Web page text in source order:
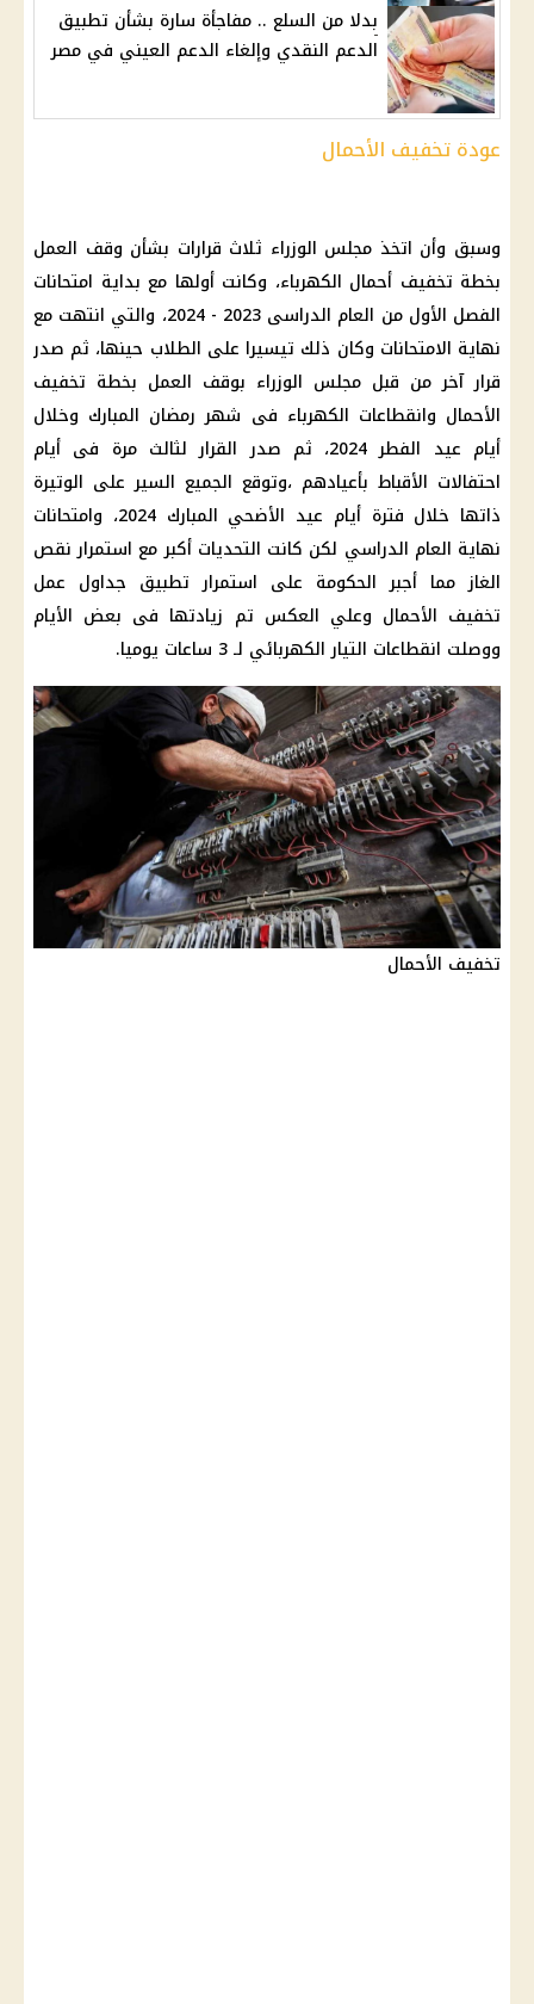
بدلا من السلع .. مفاجأة سارة بشأن تطبيق
الدعم النقدي وإلغاء الدعم العيني في مصر
عودة تخفيف الأحمال
وسبق وأن اتخذ مجلس الوزراء ثلاث قرارات بشأن وقف العمل
بخطة تخفيف أحمال الكهرباء، وكانت أولها مع بداية امتحانات
الفصل الأول من العام الدراسى 2023 - 2024، والتي انتهت مع
نهاية الامتحانات وكان ذلك تيسيرا على الطلاب حينها، ثم صدر
قرار آخر من قبل مجلس الوزراء بوقف العمل بخطة تخفيف
الأحمال وانقطاعات الكهرباء فى شهر رمضان المبارك وخلال
أيام عيد الفطر 2024، ثم صدر القرار لثالث مرة فى أيام
احتفالات الأقباط بأعيادهم ،وتوقع الجميع السير على الوتيرة
ذاتها خلال فترة أيام عيد الأضحي المبارك 2024، وامتحانات
نهاية العام الدراسي لكن كانت التحديات أكبر مع استمرار نقص
الغاز مما أجبر الحكومة على استمرار تطبيق جداول عمل
تخفيف الأحمال وعلي العكس تم زيادتها فى بعض الأيام
ووصلت انقطاعات التيار الكهربائي لـ 3 ساعات يوميا.
تخفيف الأحمال